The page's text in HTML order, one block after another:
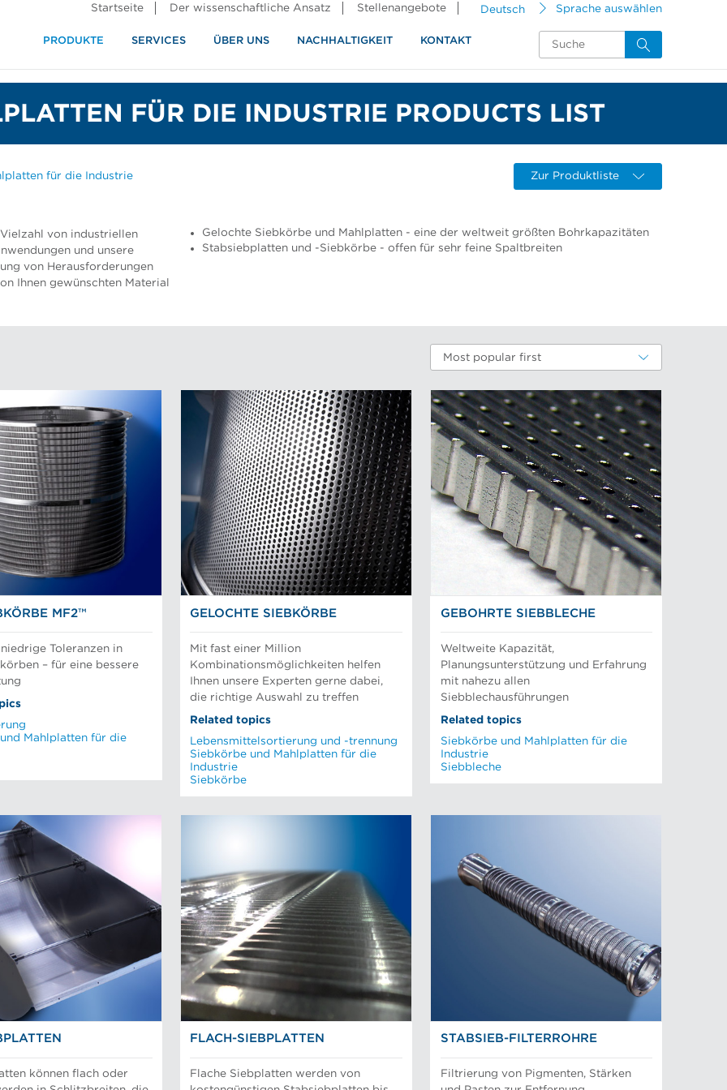
Deutsch Sprache auswählen
Startseite Der wissenschaftliche Ansatz Stellenangebote
PRODUKTE SERVICES ÜBER UNS NACHHALTIGKEIT KONTAKT
FÜR DIE INDUSTRIE PRODUCTS LIST
für die Industrie Zur Produktliste
von industriellen
und unsere
von Herausforderungen
Ihnen gewünschten Material
Gelochte Siebkörbe und Mahlplatten - eine der weltweit größten Bohrkapazitäten
Stabsiebplatten und -Siebkörbe - offen für sehr feine Spaltbreiten
Most popular first
MF2™
Toleranzen in
– für eine bessere
Mahlplatten für die
GELOCHTE SIEBKÖRBE
Mit fast einer Million
Kombinationsmöglichkeiten helfen
Ihnen unsere Experten gerne dabei,
die richtige Auswahl zu treffen
Related topics
Lebensmittelsortierung und -trennung
Siebkörbe und Mahlplatten für die
Industrie
Siebkörbe
GEBOHRTE SIEBBLECHE
Weltweite Kapazität,
Planungsunterstützung und Erfahrung
mit nahezu allen
Siebblechausführungen
Related topics
Siebkörbe und Mahlplatten für die
Industrie
Siebbleche
können flach oder
FLACH-SIEBPLATTEN
Flache Siebplatten werden von
STABSIEB-FILTERROHRE
Filtrierung von Pigmenten, Stärken